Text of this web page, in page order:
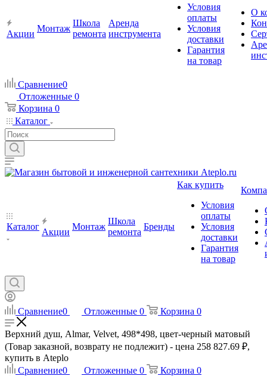
Акции
Монтаж
Школа
ремонта
Аренда
инструмента
Условия
оплаты
Условия
доставки
Гарантия
на товар
О
Сравнение0
Отложенные 0
Корзина 0
Каталог
Каталог
Акции
Монтаж
Школа
ремонта
Бренды
Как купить
Условия
оплаты
Условия
доставки
Гарантия
на товар
Сравнение0 Отложенные 0 Корзина 0
Верхний душ, Almar, Velvet, 498*498, цвет-черный матовый
(Товар заказной, возврату не подлежит) - цена 258 827.69 ₽,
купить в Ateplo
Сравнение0 Отложенные 0 Корзина 0